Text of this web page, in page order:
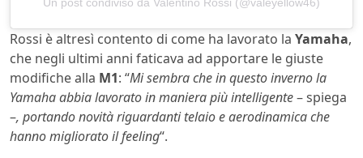
Rossi è altresì contento di come ha lavorato la Yamaha,
che negli ultimi anni faticava ad apportare le giuste
modifiche alla M1: “Mi sembra che in questo inverno la
Yamaha abbia lavorato in maniera più intelligente– spiega
–, portando novità riguardanti telaio e aerodinamica che
hanno migliorato il feeling“.